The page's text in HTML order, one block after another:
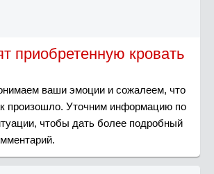
приобретенную кровать
ваши эмоции и сожалеем, что
произошло. Уточним информацию по
чтобы дать более подробный